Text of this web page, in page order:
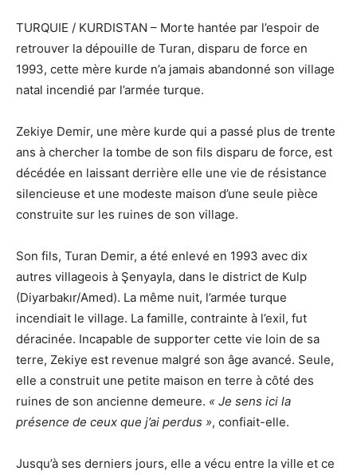
TURQUIE / KURDISTAN – Morte hantée par l’espoir de
retrouver la dépouille de Turan, disparu de force en
1993, cette mère kurde n’a jamais abandonné son village
natal incendié par l’armée turque.
Zekiye Demir, une mère kurde qui a passé plus de trente
ans à chercher la tombe de son fils disparu de force, est
décédée en laissant derrière elle une vie de résistance
silencieuse et une modeste maison d’une seule pièce
construite sur les ruines de son village.
Son fils, Turan Demir, a été enlevé en 1993 avec dix
autres villageois à Şenyayla, dans le district de Kulp
(Diyarbakır/Amed). La même nuit, l’armée turque
incendiait le village. La famille, contrainte à l’exil, fut
déracinée. Incapable de supporter cette vie loin de sa
terre, Zekiye est revenue malgré son âge avancé. Seule,
elle a construit une petite maison en terre à côté des
ruines de son ancienne demeure. « Je sens ici la
présence de ceux que j’ai perdus », confiait-elle.
Jusqu’à ses derniers jours, elle a vécu entre la ville et ce